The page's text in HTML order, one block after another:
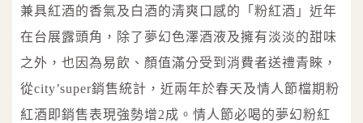
兼具紅酒的香氣及白酒的清爽口感的「粉紅酒」近年
在台展露頭角，除了夢幻色澤酒液及擁有淡淡的甜味
之外，也因為易飲、顏值滿分受到消費者送禮青睞，
從city’super銷售統計，近兩年於春天及情人節檔期粉
紅酒即銷售表現強勢增2成。情人節必喝的夢幻粉紅